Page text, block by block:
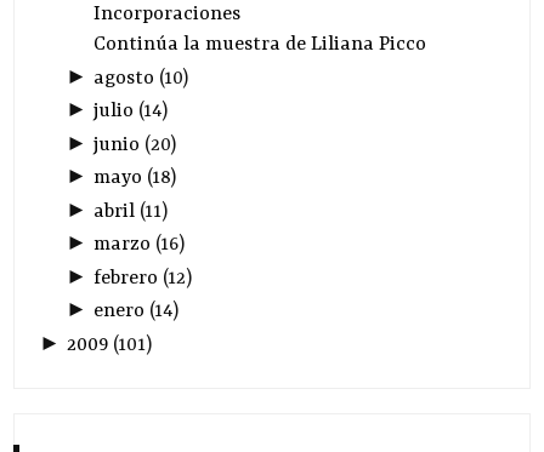
Incorporaciones
Continúa la muestra de Liliana Picco
► agosto (10)
► julio (14)
► junio (20)
► mayo (18)
► abril(11)
► marzo (16)
► febrero (12)
► enero (14)
► 2009 (101)